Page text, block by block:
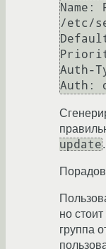
Name:
/etc/
Auth-
update.
но
группа